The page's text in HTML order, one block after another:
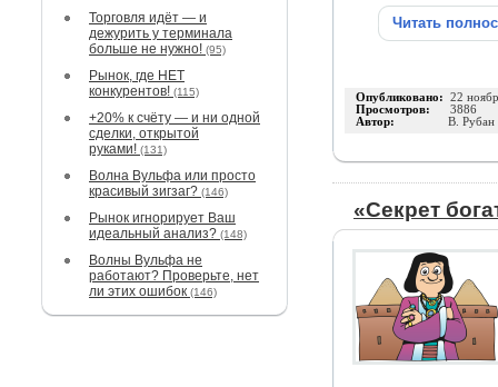
Торговля идёт — и
дежурить у терминала
больше не нужно! (95)
Рынок, где НЕТ
конкурентов! (115)
+20% к счёту — и ни одной
сделки, открытой
руками! (131)
Волна Вульфа или просто
красивый зигзаг? (146)
Рынок игнорирует Ваш
идеальный анализ? (148)
Волны Вульфа не
работают? Проверьте, нет
ли этих ошибок (146)
Читать
Опубликовано: 22
Просмотров: 3886
Автор: В. Рубан
«Секрет